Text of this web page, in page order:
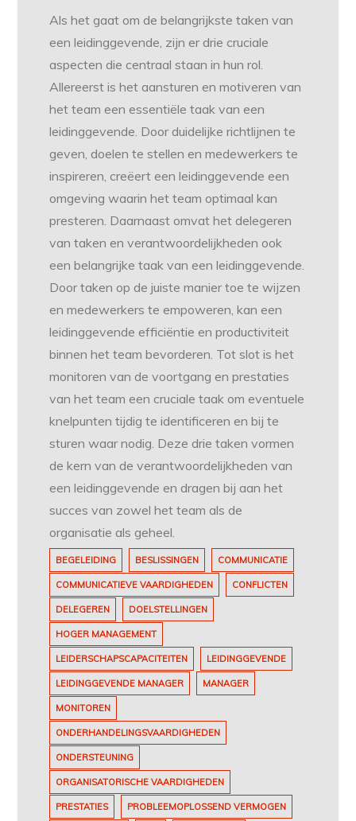
Als het gaat om de belangrijkste taken van
een leidinggevende, zijn er drie cruciale
aspecten die centraal staan in hun rol.
Allereerst is het aansturen en motiveren van
het team een essentiële taak van een
leidinggevende. Door duidelijke richtlijnen te
geven, doelen te stellen en medewerkers te
inspireren, creëert een leidinggevende een
omgeving waarin het team optimaal kan
presteren. Daarnaast omvat het delegeren
van taken en verantwoordelijkheden ook
een belangrijke taak van een leidinggevende.
Door taken op de juiste manier toe te wijzen
en medewerkers te empoweren, kan een
leidinggevende efficiëntie en productiviteit
binnen het team bevorderen. Tot slot is het
monitoren van de voortgang en prestaties
van het team een cruciale taak om eventuele
knelpunten tijdig te identificeren en bij te
sturen waar nodig. Deze drie taken vormen
de kern van de verantwoordelijkheden van
een leidinggevende en dragen bij aan het
succes van zowel het team als de
organisatie als geheel.
BEGELEIDING BESLISSINGEN COMMUNICATIE
COMMUNICATIEVE VAARDIGHEDEN CONFLICTEN
DELEGEREN DOELSTELLINGEN
HOGER MANAGEMENT
LEIDERSCHAPSCAPACITEITEN LEIDINGGEVENDE
LEIDINGGEVENDE MANAGER MANAGER
MONITOREN
ONDERHANDELINGSVAARDIGHEDEN
ONDERSTEUNING
ORGANISATORISCHE VAARDIGHEDEN
PRESTATIES PROBLEEMOPLOSSEND VERMOGEN